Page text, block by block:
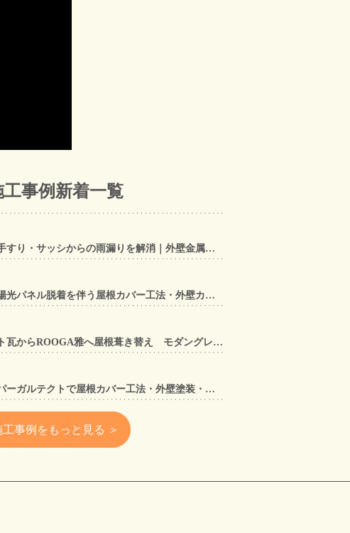
工事例新着一覧
【東大阪市】アルミ笠木手すり・サッシからの雨漏りを解消｜外壁金属サイディングカバー工法
【奈良県大和郡山市】太陽光パネル脱着を伴う屋根カバー工法・外壁カバー工法・外壁塗装工事｜スーパーガルテクト施工事例
【兵庫県宝塚市】セメント瓦からROOGA雅へ屋根葺き替え モダングレーで軽量化・外壁塗装も同時施工
【大阪府寝屋川市】スーパーガルテクトで屋根カバー工法・外壁塗装・雨樋工事｜住まいをトータルリフォームした施工事例
工事例をもっと見る ＞